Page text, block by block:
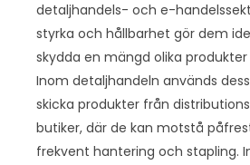
detaljhandels- och e-
styrka och hållbarhet gör dem
skydda en mängd olika
Inom detaljhandeln används
skicka produkter från
butiker, där de kan motstå
frekvent hantering och stapling.